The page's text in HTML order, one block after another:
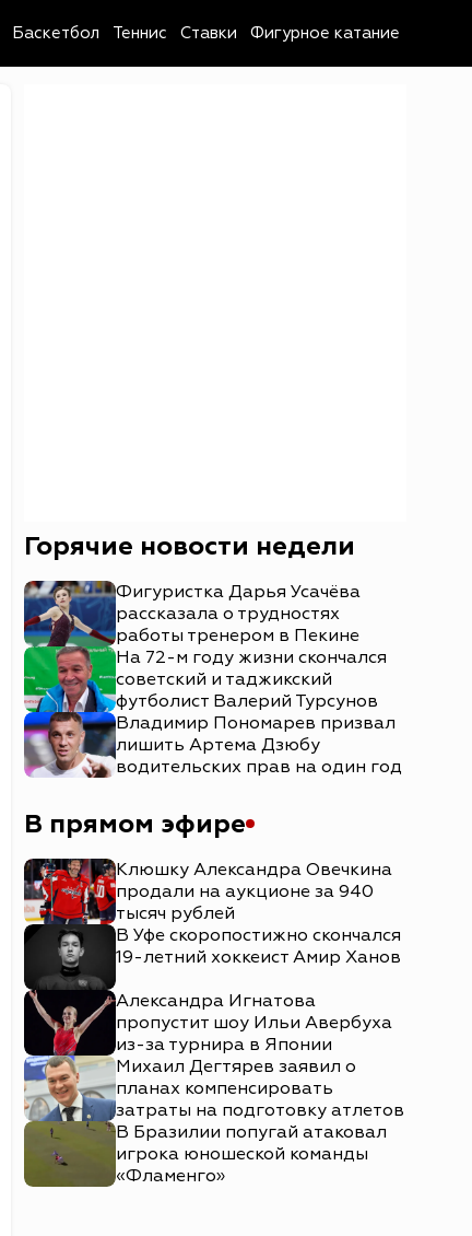
Баскетбол Теннис Ставки Фигурное катание
Горячие новости недели
Фигуристка Дарья Усачёва
рассказала о трудностях
работы тренером в Пекине
На 72-м году жизни скончался
советский и таджикский
футболист Валерий Турсунов
Владимир Пономарев призвал
лишить Артема Дзюбу
водительских прав на один год
В прямом эфире
Клюшку Александра Овечкина
продали на аукционе за 940
тысяч рублей
В Уфе скоропостижно скончался
19-летний хоккеист Амир Ханов
Александра Игнатова
пропустит шоу Ильи Авербуха
из-за турнира в Японии
Михаил Дегтярев заявил о
планах компенсировать
затраты на подготовку атлетов
В Бразилии попугай атаковал
игрока юношеской команды
«Фламенго»